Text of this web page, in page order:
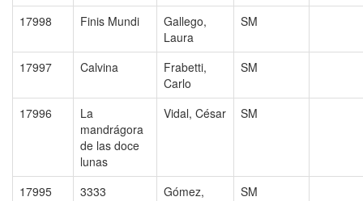
17998 Finis Mundi
Gallego,
Laura
SM
17997 Calvina
Frabetti,
Carlo
SM
17996
La
mandrágora
de las doce
lunas
Vidal, César SM
17995 3333
Gómez,
SM